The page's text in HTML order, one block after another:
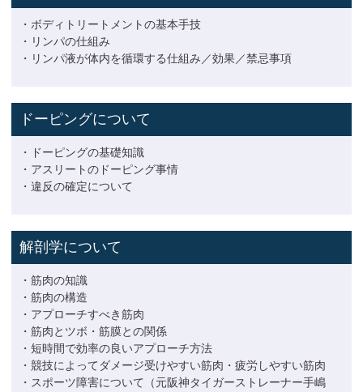
・ボディトリートメントの基本手技
・リンパの仕組み
・リンパ液が体内を循環する仕組み／効果／禁忌事項
ドーピングについて
・ドーピングの基礎知識
・アスリートのドーピング事情
・違反の確定について
解剖学について
・筋肉の知識
・筋肉の構造
・アプローチすべき筋肉
・筋肉とツボ・筋膜との関係
・短時間で効率の良いアプローチ方法
・競技によってダメージ受けやすい筋肉・疲労しやすい筋肉
・スポーツ障害について（元阪神タイガーストレーナー手嶋